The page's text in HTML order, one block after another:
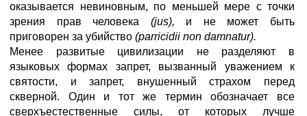
оказывается невиновным, по меньшей мере с точки
зрения прав человека (jus), и не может быть
приговорен за убийство (parricidii non damnatur).
Менее развитые цивилизации не разделяют в
языковых формах запрет, вызванный уважением к
святости, и запрет, внушенный страхом перед
скверной. Один и тот же термин обозначает все
сверхъестественные силы, от которых лучше